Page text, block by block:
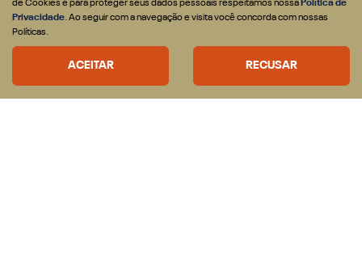
Locadora
ASSISTÊNCIA TÉCNICA
de Cookies e para proteger seus dados pessoais respeitamos nossa Política de
Privacidade. Ao seguir com a navegação e visita você concorda com nossas
Políticas.
ACEITAR RECUSAR